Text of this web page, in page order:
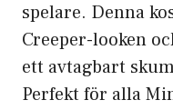
spelare. Denna
Creeper-looken
ett avtagbart
Perfekt för alla